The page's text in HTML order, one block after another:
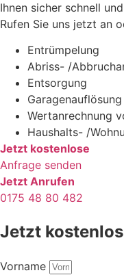
Ihnen sicher schnell
Rufen Sie uns jetzt an
Entrümpelung
Abriss- /
Entsorgung
Garagenauflösung
Wertanrechnung
Haushalts- /
Jetzt kostenlose
Anfrage senden
Jetzt Anrufen
0175 48 80 482
Jetzt
Vorname